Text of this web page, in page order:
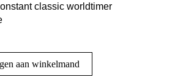
classic worldtimer
aan winkelmand